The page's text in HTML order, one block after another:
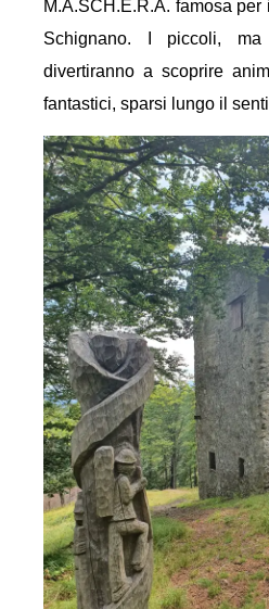
M.A.SCH.E.R.A. famosa
Schignano. I piccoli,
divertiranno a scoprire
fantastici, sparsi lungo il